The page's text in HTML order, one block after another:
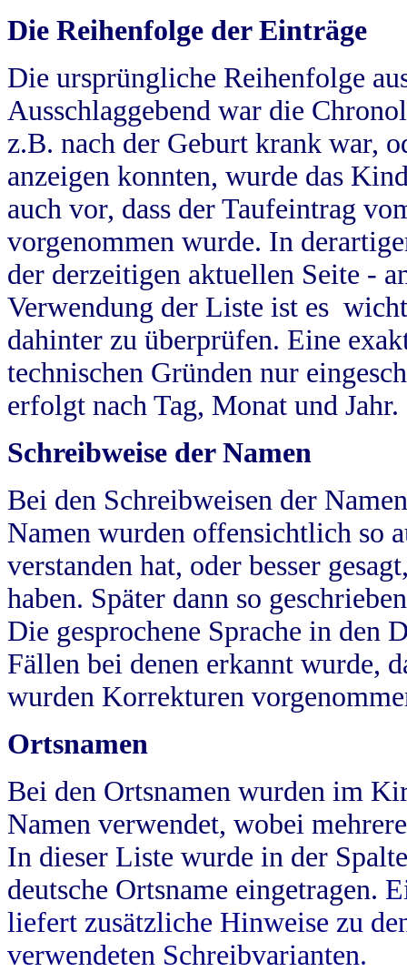
Die Reihenfolge der Einträge
Die ursprüngliche Reihenfolge
Ausschlaggebend war die
z.B. nach der Geburt krank war,
anzeigen konnten, wurde das
auch vor, dass der Taufeintrag
vorgenommen wurde. In
der derzeitigen aktuellen Seite -
Verwendung der Liste ist es
dahinter zu überprüfen. Eine
technischen Gründen nur
erfolgt nach Tag, Monat und Jahr.
Schreibweise der Namen
Bei den Schreibweisen der
Namen wurden offensichtlich so
verstanden hat, oder besser
haben. Später dann so
Die gesprochene Sprache in
Fällen bei denen erkannt wurde,
wurden Korrekturen
Ortsnamen
Bei den Ortsnamen wurden im
Namen verwendet, wobei
In dieser Liste wurde in der
deutsche Ortsname eingetragen.
liefert zusätzliche Hinweise zu
verwendeten Schreibvarianten.